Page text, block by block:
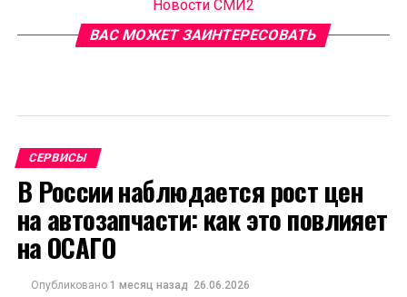
Новости СМИ2
ВАС МОЖЕТ ЗАИНТЕРЕСОВАТЬ
СЕРВИСЫ
В России наблюдается рост цен
на автозапчасти: как это повлияет
на ОСАГО
Опубликовано 1 месяц назад 26.06.2026